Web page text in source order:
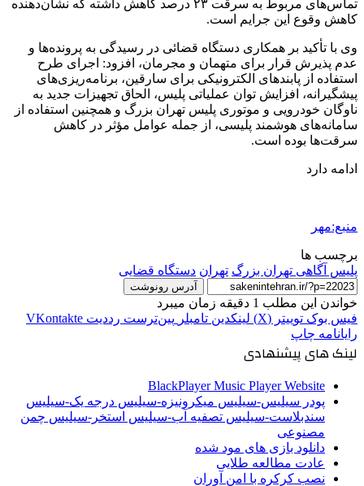
تماس‌های مربوط به سرقت ۲۳ درصد کاهش داشته که نشان‌دهنده
کاهش وقوع این جرایم است.
وی با تأکید بر همکاری دستگاه قضائی در رسیدگی به پرونده‌ها و
عدم پذیرش قرار برای متهمان و مجرمان، افزود: اجرای طرح
استفاده از پابندهای الکترونیکی برای سارقین، برنامه‌ریزی‌های
پیشگیرانه، افزایش توان عملیاتی پلیس، الحاق تجهیزات جدید به
ناوگان خودرویی و موتوری پلیس تهران بزرگ و همچنین استفاده از
سامانه‌های هوشمند پلیسی، از جمله عوامل مؤثر در کاهش
سرقت‌ها بوده است.
ادامه دارد
منبع:مهر
برچسب ها
پلیس آگاهی تهران بزرگ تهران دستگاه قضایی
آدرس رونوشت
خواندن این مطلب 1 دقیقه زمان میبرد
فیس بوک توییتر (X) لینکدین ‫تامبلر ‫پین‌ترست ‫رددیت ‫VKontakte
رایانامه چاپ
لینک های پیشنهادی
BlackPlayer Music Player Website
پودر سیلیس-سیلیس میکرونیزه-سیلیس درجه یک-سیلیس
سندبلاست-سیلیس تصفیه آب-سیلیس استخر-سیلیس چمن
مصنوعی
دانلود بازی های مود شده
عادت مطالعه طلایی
نصب کرکره با امن آوران